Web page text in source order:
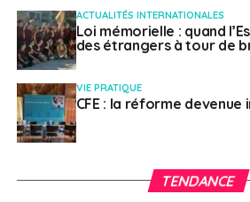
ACTUALITÉS INTERNATIONALES
Loi mémorielle : quand
des étrangers à tour de
VIE PRATIQUE
CFE : la réforme
TENDANCE